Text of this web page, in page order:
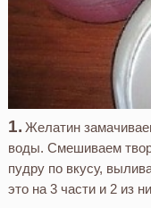
Желатин
воды. Смешиваем
пудру по вкусу,
это на 3 части и 2 из